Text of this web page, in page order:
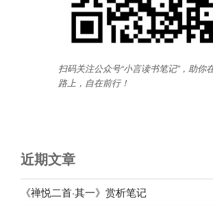
扫码关注公众号“小言读书笔记”，助你
路上，自在前行！
近期文章
《禅悦二首·其一》赏析笔记